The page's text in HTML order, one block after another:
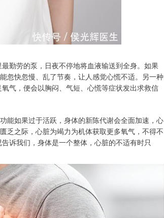
勤劳的泵，日夜不停地将血液输送到全身。如果
忽快忽慢、乱了节奏，让人感觉心慌不适。另一种
气，便会以胸闷、气短、心慌等症状发出求救信
能如果过于活跃，身体的新陈代谢会全面加速，心
乏之际，心脏为竭力为机体获取更多氧气，不得不
诉我们，身体是一个整体，心脏的不适有时只